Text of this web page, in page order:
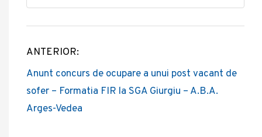
Post
navigation
ANTERIOR:
Anunt concurs de ocupare a unui post vacant de
sofer – Formatia FIR la SGA Giurgiu – A.B.A.
Arges-Vedea